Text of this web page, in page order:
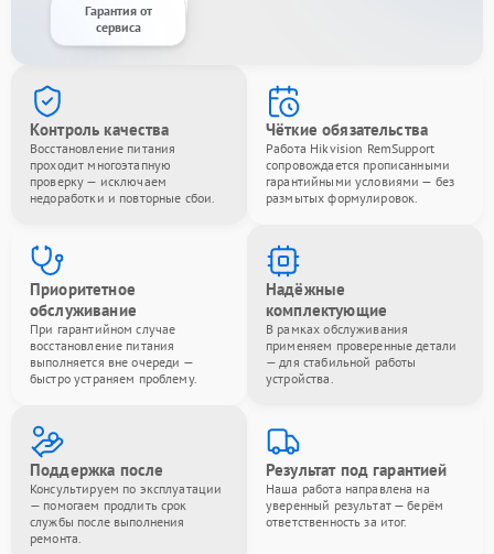
Гарантия от
сервиса
Контроль качества
Восстановление питания
проходит многоэтапную
проверку — исключаем
недоработки и повторные сбои.
Чёткие обязательства
Работа Hikvision RemSupport
сопровождается прописанными
гарантийными условиями — без
размытых формулировок.
Приоритетное
обслуживание
При гарантийном случае
восстановление питания
выполняется вне очереди —
быстро устраняем проблему.
Надёжные
комплектующие
В рамках обслуживания
применяем проверенные детали
— для стабильной работы
устройства.
Поддержка после
Консультируем по эксплуатации
— помогаем продлить срок
службы после выполнения
ремонта.
Результат под гарантией
Наша работа направлена на
уверенный результат — берём
ответственность за итог.